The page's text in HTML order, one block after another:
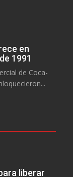
en
1991
de Coca-
liberar